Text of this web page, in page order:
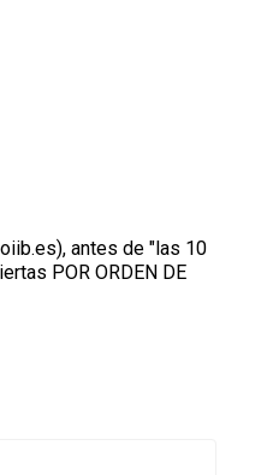
antes de "las 10
POR ORDEN DE